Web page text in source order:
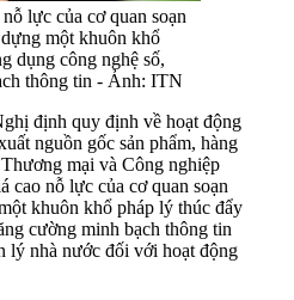
lực của cơ quan soạn
một khuôn khổ
dụng công nghệ số,
thông tin - Ảnh: ITN
định quy định về hoạt động
nguồn gốc sản phẩm, hàng
mại và Công nghiệp
nỗ lực của cơ quan soạn
khuôn khổ pháp lý thúc đẩy
cường minh bạch thông tin
lý nhà nước đối với hoạt động